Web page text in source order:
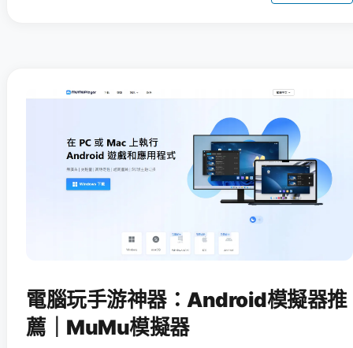
電腦玩手游神器：Android模擬器推
薦｜MuMu模擬器